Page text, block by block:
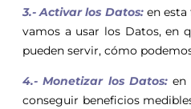
3.- Activar los Datos: en esta
vamos a usar los Datos, en
pueden servir, cómo
4.- Monetizar los Datos: en
conseguir beneficios